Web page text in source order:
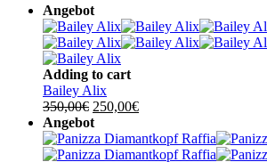
Angebot
Adding to cart
Bailey Alix
350,00€ Ursprünglicher
Preis
war:
350,00€
250,00€Aktueller
ist:
250,00€.
Angebot